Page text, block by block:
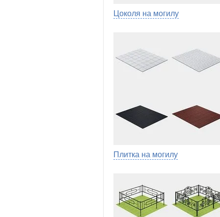
Цоколя на могилу
Плитка на могилу